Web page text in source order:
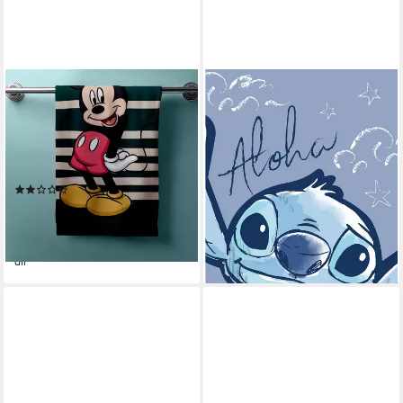
BRANDMAC
Handtücher Disney Mickey
Duschtuch Badetuch 60 x 120
cm, (1 Duschtuch, 1-St),
Langlebig
(1)
14,95 € UVP24,95 €
lieferbar - in 8-10 Werktagen bei
dir
LILO & STITCH
Badetuch weiches Duschtuch
Größe: 70 x 140 cm 100%
Baumwolle, (1-St)
ab 13,33 €
27,95 €
-52%
lieferbar - in 5-6 Werktagen bei dir